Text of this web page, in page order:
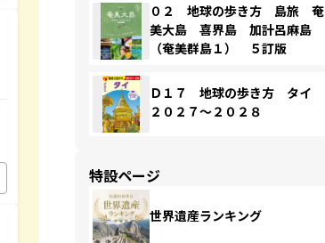
０２ 地球の歩き方 島旅 奄
美大島 喜界島 加計呂麻島
（奄美群島１） ５訂版
Ｄ１７ 地球の歩き方 タイ
２０２７～２０２８
特設ページ
世界遺産ランキング